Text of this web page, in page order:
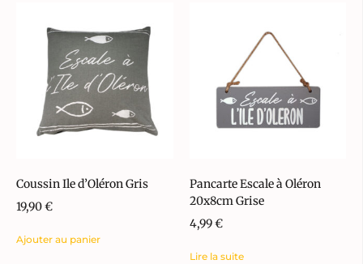
Coussin Ile d’Oléron Gris
19,90€
Ajouter au panier
Pancarte Escale à Oléron
20x8cm Grise
4,99€
Lire la suite